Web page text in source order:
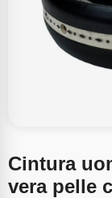
Cintura
vera pelle